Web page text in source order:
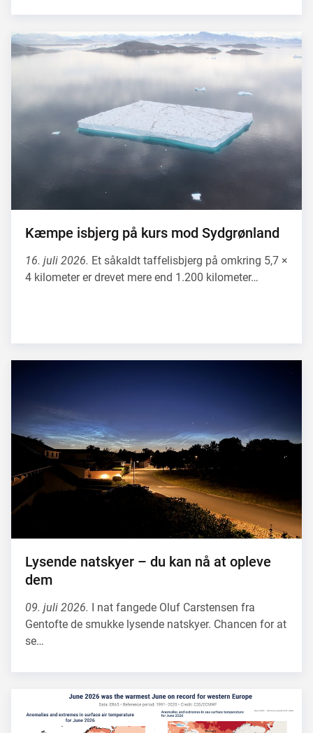
Kæmpe isbjerg på kurs mod Sydgrønland
16. juli 2026. Et såkaldt taffelisbjerg på omkring 5,7 ×
4 kilometer er drevet mere end 1.200 kilometer…
Lysende natskyer – du kan nå at opleve
dem
09. juli 2026. I nat fangede Oluf Carstensen fra
Gentofte de smukke lysende natskyer. Chancen for at
se…